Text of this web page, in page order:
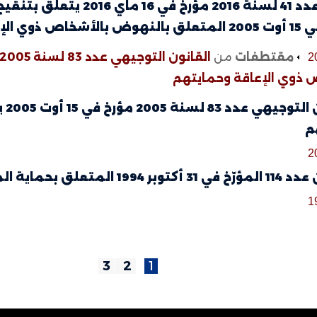
وحمايتهم
مقتطفات من
ذوي الإعاقة وحمايتهم
المتعلق بحماية المسنين
1
2
3